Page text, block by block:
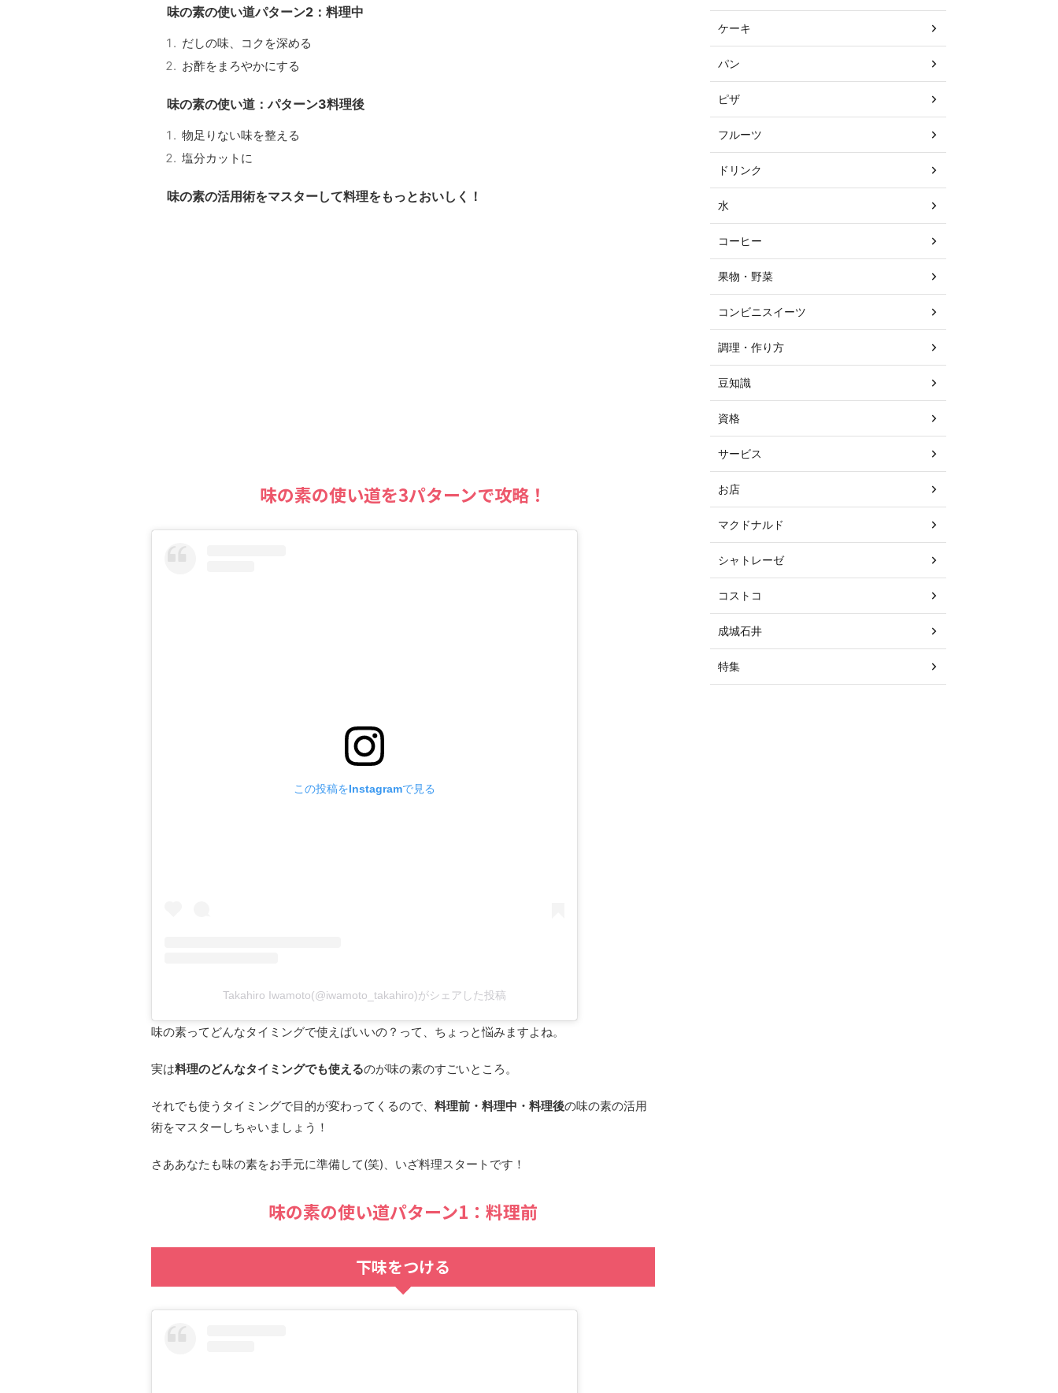
味の素の使い道パターン2：料理中
だしの味、コクを深める
お酢をまろやかにする
味の素の使い道：パターン3料理後
物足りない味を整える
塩分カットに
味の素の活用術をマスターして料理をもっとおいしく！
味の素の使い道を3パターンで攻略！
この投稿をInstagramで見る
Takahiro Iwamoto(@iwamoto_takahiro)がシェアした投稿
味の素ってどんなタイミングで使えばいいの？って、ちょっと悩みますよね。
実は料理のどんなタイミングでも使えるのが味の素のすごいところ。
それでも使うタイミングで目的が変わってくるので、 料理前・料理中・料理後の味の素の活用
術をマスターしちゃいましょう！
さああなたも味の素をお手元に準備して(笑)、いざ料理スタートです！
味の素の使い道パターン1：料理前
下味をつける
ケーキ
パン
ピザ
フルーツ
ドリンク
水
コーヒー
果物・野菜
コンビニスイーツ
調理・作り方
豆知識
資格
サービス
お店
マクドナルド
シャトレーゼ
コストコ
成城石井
特集